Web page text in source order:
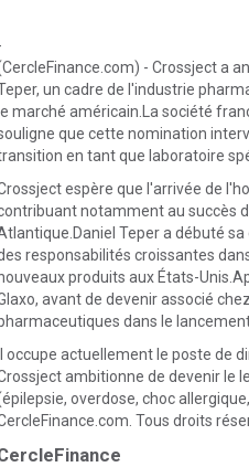
- Crossject a
un cadre de l'industrie
le marché américain.La société
que cette nomination
en tant que laboratoire
espère que l'arrivée de
notamment au succès
Teper a débuté
responsabilités croissantes
produits aux États-
avant de devenir associé
dans le
Il occupe actuellement le poste de
ambitionne de devenir le
overdose, choc
Tous droits